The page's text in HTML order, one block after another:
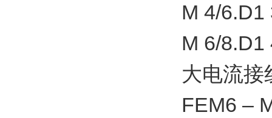
M 4/6.D1
M 6/8.D1
大电流接
FEM6 –